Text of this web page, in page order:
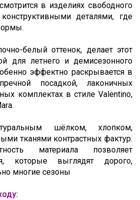
в изделиях свободного
деталями, где
белый оттенок, делает этот
для летнего и демисезонного
эффектно раскрывается в
посадкой, лаконичных
комплектах в стиле Valentino,
шёлком, хлопком,
тканями контрастных фактур.
материала позволяет
которые выглядят дорого,
многие сезоны